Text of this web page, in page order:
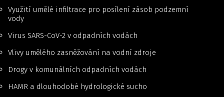
Využití umělé infiltrace pro posílení zásob podzemní
vody
Virus SARS-CoV-2 v odpadních vodách
Vlivy umělého zasněžování na vodní zdroje
Drogy v komunálních odpadních vodách
HAMR a dlouhodobé hydrologické sucho